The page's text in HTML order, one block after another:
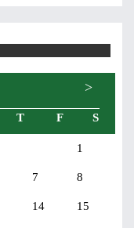
>
T F S
1
7 8
14 15